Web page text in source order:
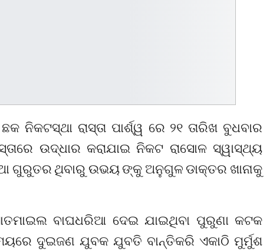
ନିକଟସ୍ଥା ରାସ୍ତା ପାର୍ଶ୍ୱ ରେ ୨୧ ତାରିଖ ବୁଧବାର
ଉଦ୍ଧାର କରାଯାଇ ନିକଟ ରାସୋଳ ସ୍ୱାସ୍ଥ୍ୟ
ଗୁରୁତର ଥିବାରୁ ଉଭୟ ଙ୍କୁ ଅନୁଗୁଳ ଡାକ୍ତର ଖାନାକୁ
ବାଘଧରିଆ ଦେଇ ଯାଇଥିବା ପୁରୁଣା କଟକ
ଦୁଇଜଣ ଯୁବକ ଯୁବତି ବାନ୍ତିକରି ଏକାଠି ମୁର୍ମୁଶ